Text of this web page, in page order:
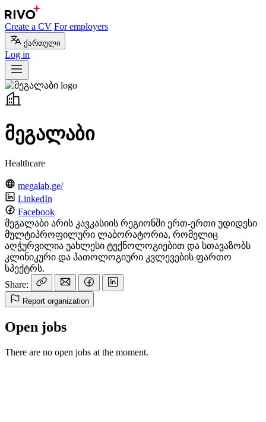
Create a CV For employers
ქართული
Log in
მეგალაბი
Healthcare
megalab.ge/
LinkedIn
Facebook
მეგალაბი არის კავკასიის რეგიონში ერთ-ერთი უდიდესი
მულტიპროფილური ლაბორატორია, რომელიც
აღჭურვილია უახლესი ტექნოლოგიებით და სთავაზობს
კლინიკური და პათოლოგიური კვლევების ფართო
სპექტრს.
Share:
Report organization
Open jobs
There are no open jobs at the moment.